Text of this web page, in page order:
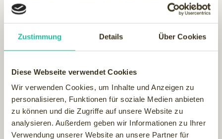
Zustimmung Details Über Cookies
Diese Webseite verwendet Cookies
Wir verwenden Cookies, um Inhalte und Anzeigen zu
personalisieren, Funktionen für soziale Medien anbieten
zu können und die Zugriffe auf unsere Website zu
analysieren. Außerdem geben wir Informationen zu Ihrer
Verwendung unserer Website an unsere Partner für
kleinere Rechtecke (Es empfiehlt sich ein Blick auf unser
Die Garzeiten variieren zwischen den verschiedenen
Dampfgarern minimal und hängen unter anderem von den
empfiehlt sich diese auf 100 % Feuchtigkeit bei 100° C.
einzustellen. Für die korrekten Garzeiten der Gerichte, die
Sie am liebsten zubereiten, bekommen Sie jedoch sehr
schnell ein Gespür. Oft hilft auch ein Blick auf die
Verpackung ihrer Zutaten, da die Hersteller inzwischen auch
Tipps bzw. Angaben zur Zubereitung durch Dampfgaren